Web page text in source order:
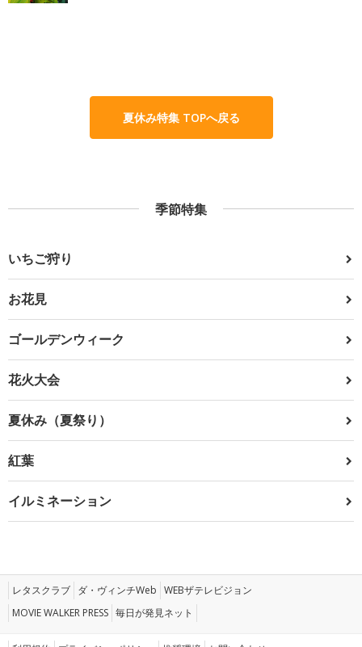
夏休み特集 TOPへ戻る
季節特集
いちご狩り
お花見
ゴールデンウィーク
花火大会
夏休み（夏祭り）
紅葉
イルミネーション
レタスクラブ ダ・ヴィンチWeb WEBザテレビジョン
MOVIE WALKER PRESS 毎日が発見ネット